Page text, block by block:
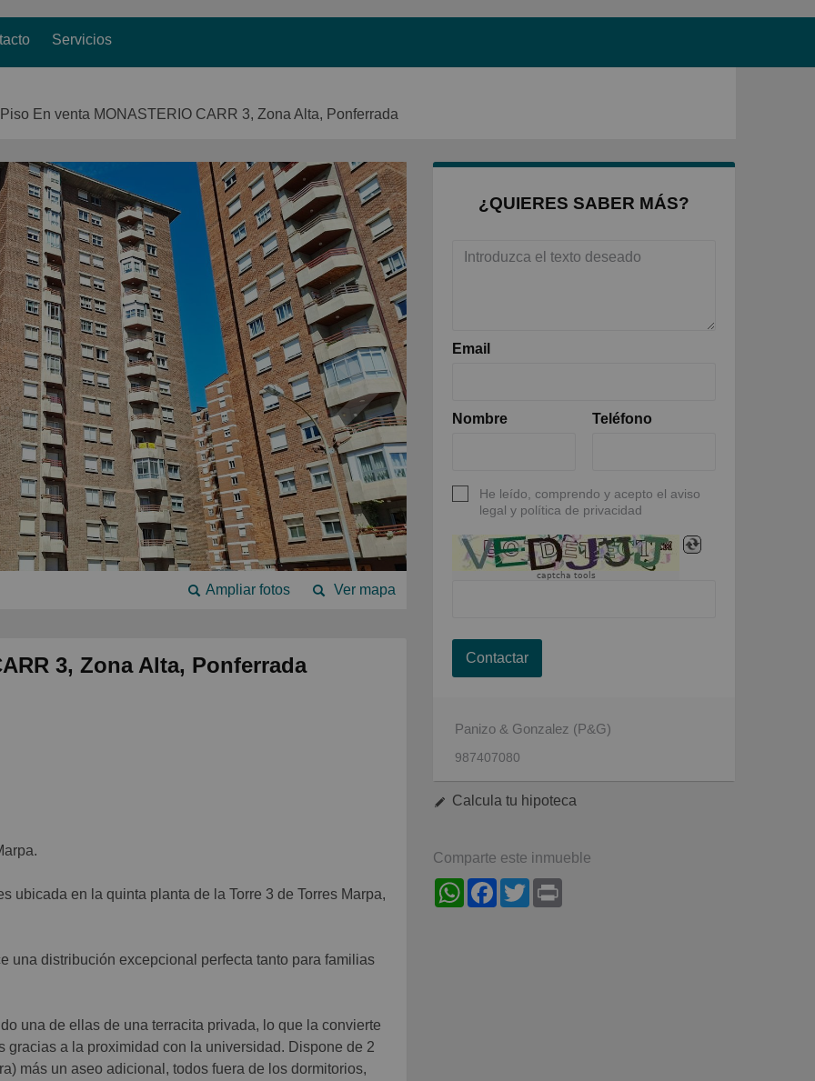
Servicios
Piso En venta MONASTERIO CARR 3, Zona Alta, Ponferrada
Ver mapa
Ampliar fotos
3, Zona Alta, Ponferrada
ubicada en la quinta planta de la Torre 3 de Torres Marpa,
una distribución excepcional perfecta tanto para familias
una de ellas de una terracita privada, lo que la convierte
a la proximidad con la universidad. Dispone de 2
más un aseo adicional, todos fuera de los dormitorios,
¿QUIERES SABER MÁS?
Email
Nombre Teléfono
He leído, comprendo y acepto el aviso
legal y política de privacidad
captcha tools
Contactar
Panizo & Gonzalez (P&G)
987407080
Calcula tu hipoteca
Comparte este inmueble
WhatsAppFacebook
Twitter